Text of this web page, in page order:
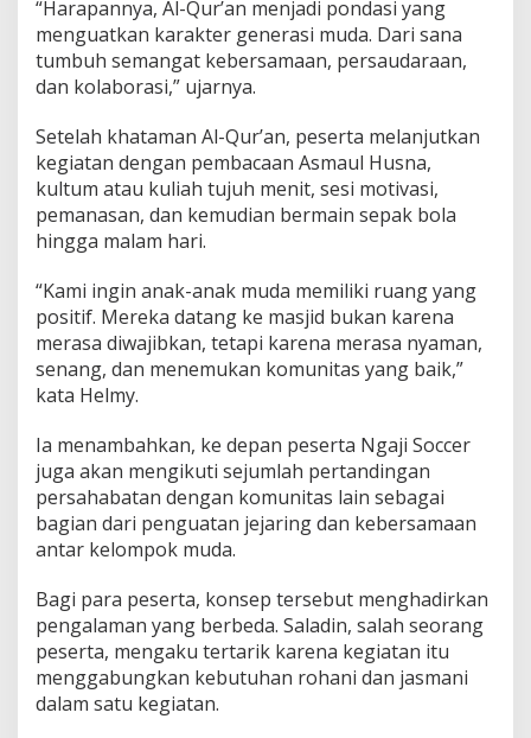
“Harapannya, Al-Qur’an menjadi pondasi yang
menguatkan karakter generasi muda. Dari sana
tumbuh semangat kebersamaan, persaudaraan,
dan kolaborasi,” ujarnya.
Setelah khataman Al-Qur’an, peserta melanjutkan
kegiatan dengan pembacaan Asmaul Husna,
kultum atau kuliah tujuh menit, sesi motivasi,
pemanasan, dan kemudian bermain sepak bola
hingga malam hari.
“Kami ingin anak-anak muda memiliki ruang yang
positif. Mereka datang ke masjid bukan karena
merasa diwajibkan, tetapi karena merasa nyaman,
senang, dan menemukan komunitas yang baik,”
kata Helmy.
Ia menambahkan, ke depan peserta Ngaji Soccer
juga akan mengikuti sejumlah pertandingan
persahabatan dengan komunitas lain sebagai
bagian dari penguatan jejaring dan kebersamaan
antar kelompok muda.
Bagi para peserta, konsep tersebut menghadirkan
pengalaman yang berbeda. Saladin, salah seorang
peserta, mengaku tertarik karena kegiatan itu
menggabungkan kebutuhan rohani dan jasmani
dalam satu kegiatan.